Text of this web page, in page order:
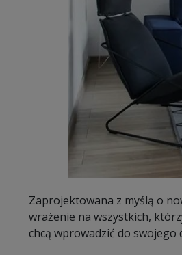
Zaprojektowana z myślą o
wrażenie na wszystkich,
chcą wprowadzić do